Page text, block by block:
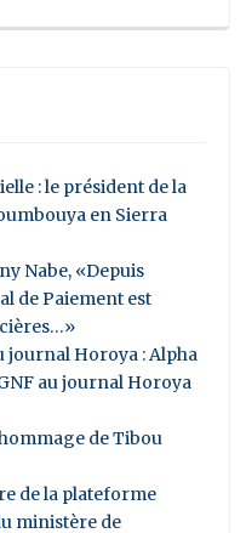
: le président de la
en Sierra
Nabe, «Depuis
de Paiement est
journal Horoya : Alpha
au journal Horoya
de Tibou
de la plateforme
ministère de